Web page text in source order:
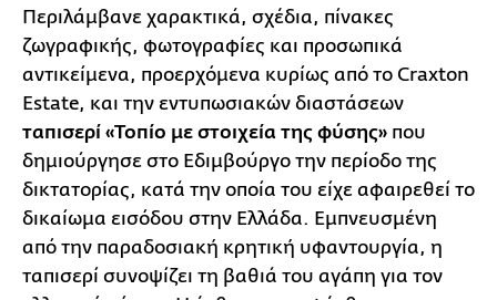
Περιλάμβανε χαρακτικά, σχέδια, πίνακες
ζωγραφικής, φωτογραφίες και προσωπικά
αντικείμενα, προερχόμενα κυρίως από το Craxton
Estate, και την εντυπωσιακών διαστάσεων
ταπισερί «Τοπίο με στοιχεία της φύσης» που
δημιούργησε στο Εδιμβούργο την περίοδο της
δικτατορίας, κατά την οποία του είχε αφαιρεθεί το
δικαίωμα εισόδου στην Ελλάδα. Εμπνευσμένη
από την παραδοσιακή κρητική υφαντουργία, η
ταπισερί συνοψίζει τη βαθιά του αγάπη για τον